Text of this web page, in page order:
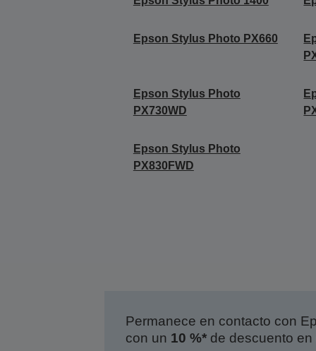
Epson Stylus Photo PX660
Epson Stylus Photo
PX730WD
Epson Stylus Photo
PX830FWD
Permanece en contacto con
con un 10 %*de descuento en